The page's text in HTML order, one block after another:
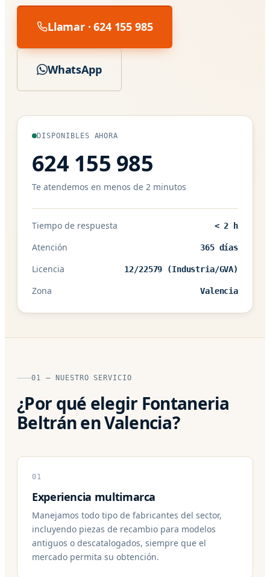
Llamar · 624 155 985
WhatsApp
DISPONIBLES AHORA
624 155 985
Te atendemos en menos de 2 minutos
Tiempo de respuesta < 2 h
Atención 365 días
Licencia 12/22579 (Industria/GVA)
Zona Valencia
01 — NUESTRO SERVICIO
¿Por qué elegir Fontaneria
Beltrán en Valencia?
01
Experiencia multimarca
Manejamos todo tipo de fabricantes del sector,
incluyendo piezas de recambio para modelos
antiguos o descatalogados, siempre que el
mercado permita su obtención.